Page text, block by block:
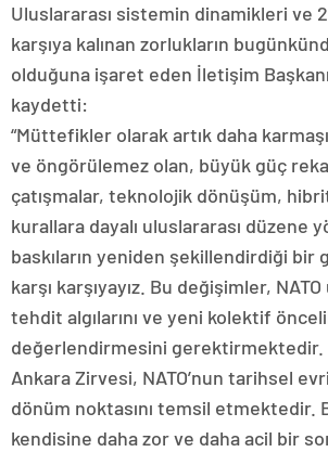
Uluslararası sistemin dinamikleri ve
karşıya kalınan zorlukların
olduğuna işaret eden İletişim
kaydetti:
“Müttefikler olarak artık daha
ve öngörülemez olan, büyük güç
çatışmalar, teknolojik dönüşüm,
kurallara dayalı uluslararası düzene
baskıların yeniden şekillendirdiği bir
karşı karşıyayız. Bu değişimler,
tehdit algılarını ve yeni kolektif
değerlendirmesini gerektirmektedir.
Ankara Zirvesi, NATO’nun tarihsel
dönüm noktasını temsil etmektedir.
kendisine daha zor ve daha acil bir